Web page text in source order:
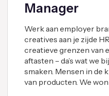
Manager
Werk aan employer
creatives aan je zijde
creatieve grenzen van
aftasten – da’s wat we
smaken. Mensen in de
van producten. We